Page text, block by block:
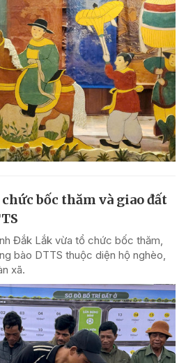
bốc thăm và giao đất
Đắk Lắk vừa tổ chức bốc thăm,
bào DTTS thuộc diện hộ nghèo,
xã.